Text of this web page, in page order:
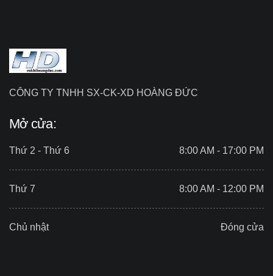
CÔNG TY TNHH SX-CK-XD HOÀNG ĐỨC
Mở cửa:
Thứ 2 - Thứ 6 8:00 AM - 17:00 PM
Thứ 7 8:00 AM - 12:00 PM
Chủ nhật Đóng cửa